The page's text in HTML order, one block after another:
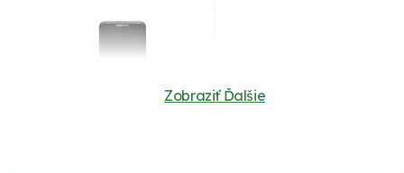
Zobraziť Ďalšie